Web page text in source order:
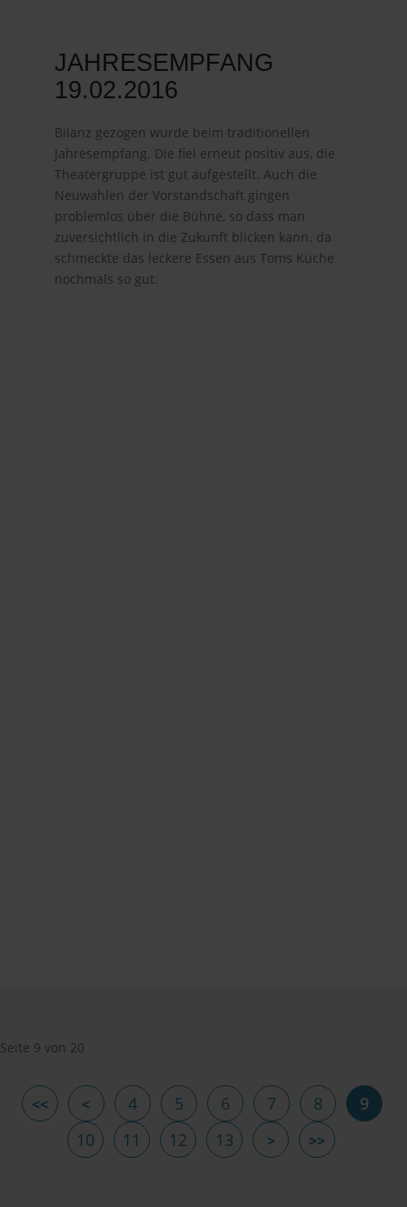
JAHRESEMPFANG
19.02.2016
Bilanz gezogen wurde beim traditionellen
Jahresempfang. Die fiel erneut positiv aus, die
Theatergruppe ist gut aufgestellt. Auch die
Neuwahlen der Vorstandschaft gingen
problemlos über die Bühne, so dass man
zuversichtlich in die Zukunft blicken kann. da
schmeckte das leckere Essen aus Toms Küche
nochmals so gut.
Seite 9 von 20
4 5 6 7 8
9
10
11 12 13